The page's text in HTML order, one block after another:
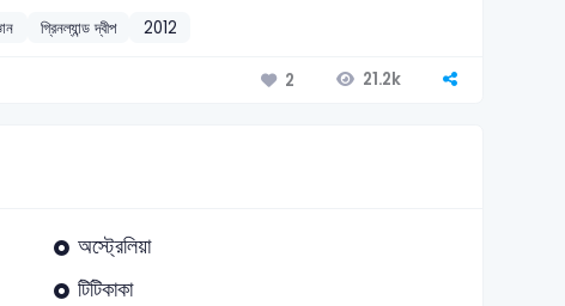
গ্রিনল্যান্ড দ্বীপ 2012
2 21.2k
অস্ট্রেলিয়া
টিটিকাকা